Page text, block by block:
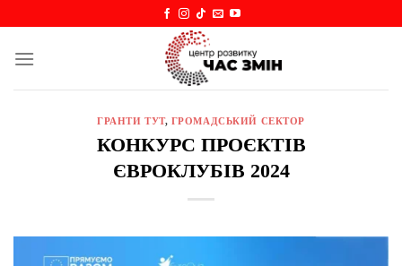
content
ГРАНТИ ТУТ, ГРОМАДСЬКИЙ СЕКТОР
КОНКУРС ПРОЄКТІВ
ЄВРОКЛУБІВ 2024